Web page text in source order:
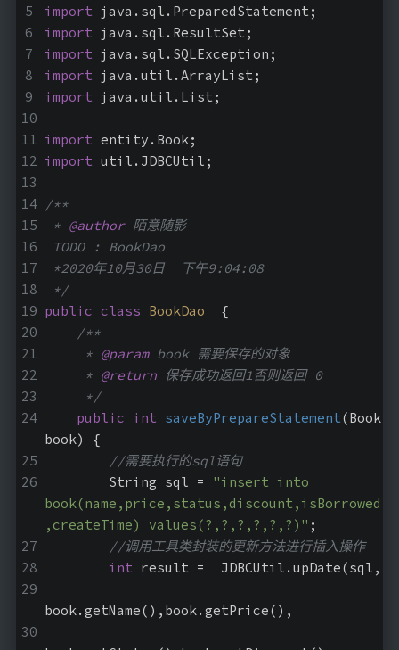
import java.sql.PreparedStatement;
import java.sql.ResultSet;
import java.sql.SQLException;
import java.util.ArrayList;
import java.util.List;
import entity.Book;
import util.JDBCUtil;
/**
* @author 陌意随影
TODO : BookDao
*2020年10月30日  下午9:04:08
*/
public class BookDao
{
/**
     *
@param book 需要保存的对象
     *
@return 保存成功返回1否则返回 0
     */
public int saveByPrepareStatement(Book
book)
{
//需要执行的sql语句
        String sql =
"insert into
book(name,price,status,discount,isBorrowed
,createTime) values(?,?,?,?,?,?)" ;
//调用工具类封装的更新方法进行插入操作
int result =  JDBCUtil.upDate(sql,
book.getName(),book.getPrice(),